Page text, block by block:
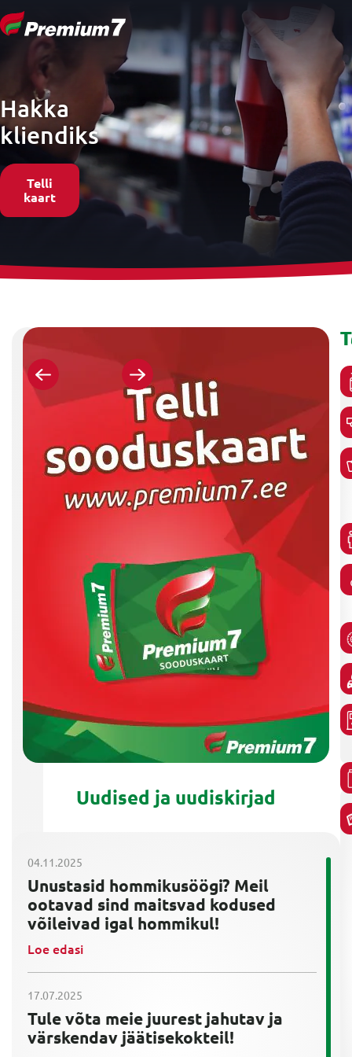
Hakka
kliendiks
Telli
kaart
Uudised ja uudiskirjad
04.11.2025
Unustasid hommikusöögi? Meil
ootavad sind maitsvad kodused
võileivad igal hommikul!
Loe edasi
17.07.2025
Tule võta meie juurest jahutav ja
värskendav jäätisekokteil!